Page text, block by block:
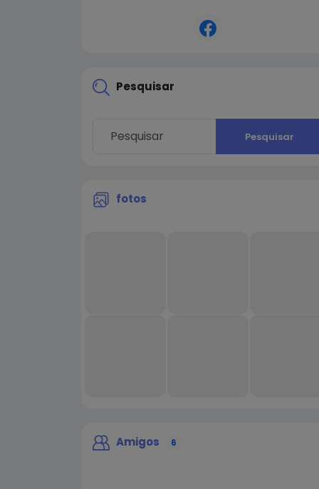
making a positive impact in education and
beyond.
Pesquisar
Pesquisar
fotos
Amigos 6